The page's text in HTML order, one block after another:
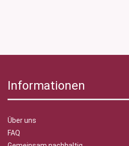
Informationen
Über uns
FAQ